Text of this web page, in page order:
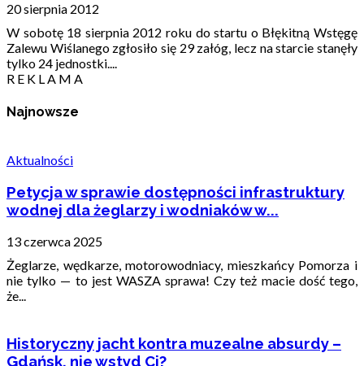
20 sierpnia 2012
W sobotę 18 sierpnia 2012 roku do startu o Błękitną Wstęgę
Zalewu Wiślanego zgłosiło się 29 załóg, lecz na starcie stanęły
tylko 24 jednostki....
R E K L A M A
Najnowsze
Aktualności
Petycja w sprawie dostępności infrastruktury
wodnej dla żeglarzy i wodniaków w...
13 czerwca 2025
Żeglarze, wędkarze, motorowodniacy, mieszkańcy Pomorza i
nie tylko — to jest WASZA sprawa! Czy też macie dość tego,
że...
Historyczny jacht kontra muzealne absurdy –
Gdańsk, nie wstyd Ci?